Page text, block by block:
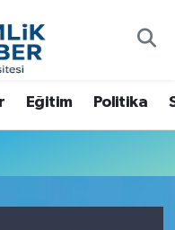
Eğitim Politika